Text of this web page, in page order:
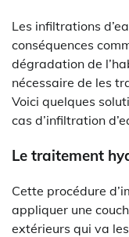
Les infiltrations
conséquences
dégradation de
nécessaire de les
Voici quelques
cas d’infiltration
Le traitement
Cette procédure
appliquer une
extérieurs qui va